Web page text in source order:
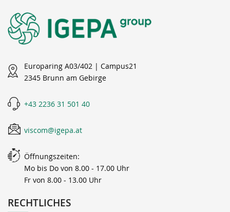
Europaring A03/402 | Campus21
2345 Brunn am Gebirge
+43 2236 31 501 40
viscom@igepa.at
Öffnungszeiten:
Mo bis Do von 8.00 - 17.00 Uhr
Fr von 8.00 - 13.00 Uhr
RECHTLICHES